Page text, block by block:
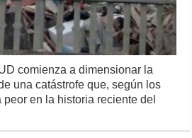
comienza a dimensionar la
una catástrofe que, según los
en la historia reciente del